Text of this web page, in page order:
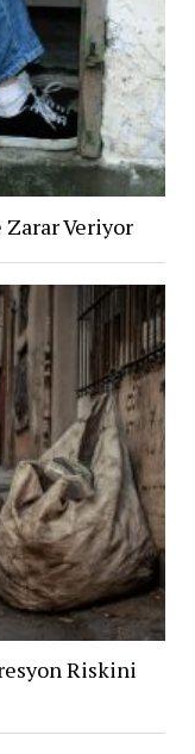
Zarar Veriyor
Riskini